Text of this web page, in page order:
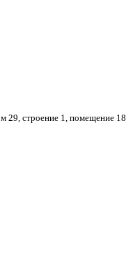
29, строение 1, помещение 18